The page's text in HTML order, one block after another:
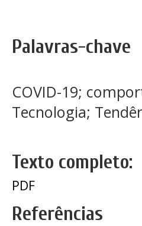
Palavras-chave
COVID-19;
Tecnologia;
Texto completo:
PDF
Referências